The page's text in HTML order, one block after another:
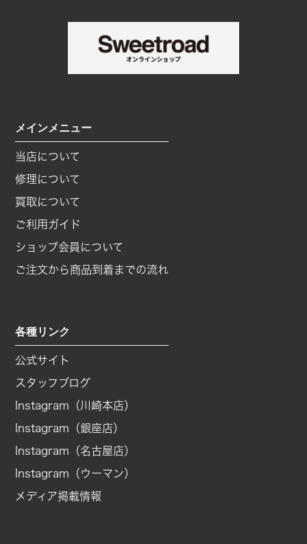
メインメニュー
当店について
修理について
買取について
ご利用ガイド
ショップ会員について
ご注文から商品到着までの流れ
各種リンク
公式サイト
スタッフブログ
Instagram（川崎本店）
Instagram（銀座店）
Instagram（名古屋店）
Instagram（ウーマン）
メディア掲載情報